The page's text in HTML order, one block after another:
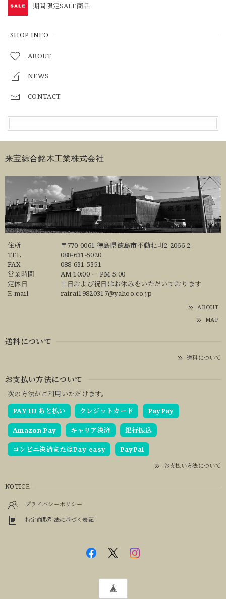
期間限定SALE商品
SHOP INFO
ABOUT
NEWS
CONTACT
来宝綜合銘木工業株式会社
住所
〒770-0061 徳島県徳島市不動北町2-2066-2
TEL
088-631-5020
FAX
088-631-5351
営業時間
AM 10:00 ー PM 5:00
定休日
土日および祝日はお休みをいただいております
E-mail
rairai19820317@yahoo.co.jp
ABOUT
MAP
送料について
送料について
お支払い方法について
次の方法がご利用いただけます。
PAY ID あと払い
クレジットカード PayPay
Amazon Pay キャリア決済 銀行振込
コンビニ決済またはPay-easy PayPal
お支払い方法について
NOTICE
プライバシーポリシー
特定商取引法に基づく表記